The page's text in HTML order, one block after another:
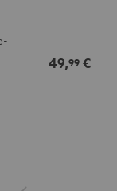
49,99 €